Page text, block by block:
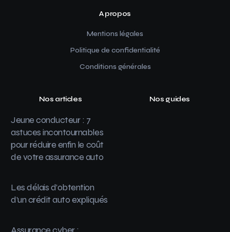
A propos
Mentions légales
Politique de confidentialité
Conditions générales
Nos articles
Jeune conducteur : 7
astuces incontournables
pour réduire enfin le coût
de votre assurance auto
Les délais d’obtention
d’un crédit auto expliqués
Nos guides